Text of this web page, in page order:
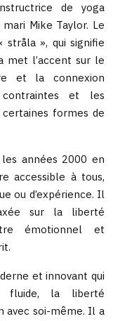
de yoga
Mike Taylor. Le
stråla », qui signifie
met l’accent sur le
et la connexion
et les
formes de
années 2000 en
accessible à tous,
ou d’expérience. Il
sur la liberté
émotionnel et
et innovant qui
fluide, la liberté
avec soi-même. Il a